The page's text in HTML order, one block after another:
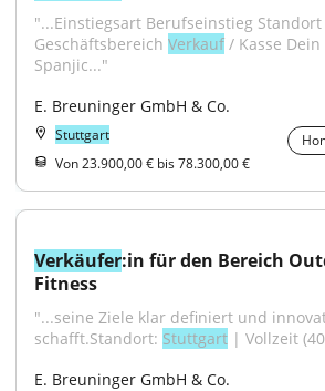
"...Einstiegsart Berufseinstieg Standort
Geschäftsbereich Verkauf / Kasse
Spanjic..."
E. Breuninger GmbH & Co.
Stuttgart
Von 23.900,00 € bis 78.300,00 €
Verkäufer:in für den Bereich
Fitness
"...seine Ziele klar definiert und
schafft.Standort: Stuttgart | Vollzeit
E. Breuninger GmbH & Co.